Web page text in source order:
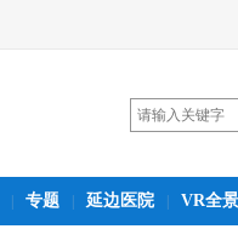
专题 延边医院 VR全景